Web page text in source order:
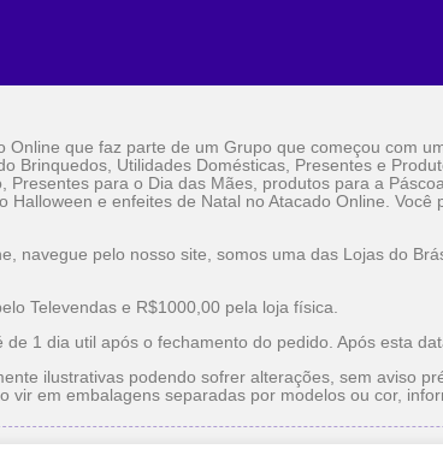
Online que faz parte de um Grupo que começou com
Brinquedos, Utilidades Domésticas, Presentes e
Presentes para o Dia das Mães, produtos para a
Halloween e enfeites de Natal no Atacado Online.
navegue pelo nosso site, somos uma das Lojas do
Televendas e R$1000,00 pela loja física.
de 1 dia util após o fechamento do pedido. Após esta
ilustrativas podendo sofrer alterações, sem aviso
vir em embalagens separadas por modelos ou cor,